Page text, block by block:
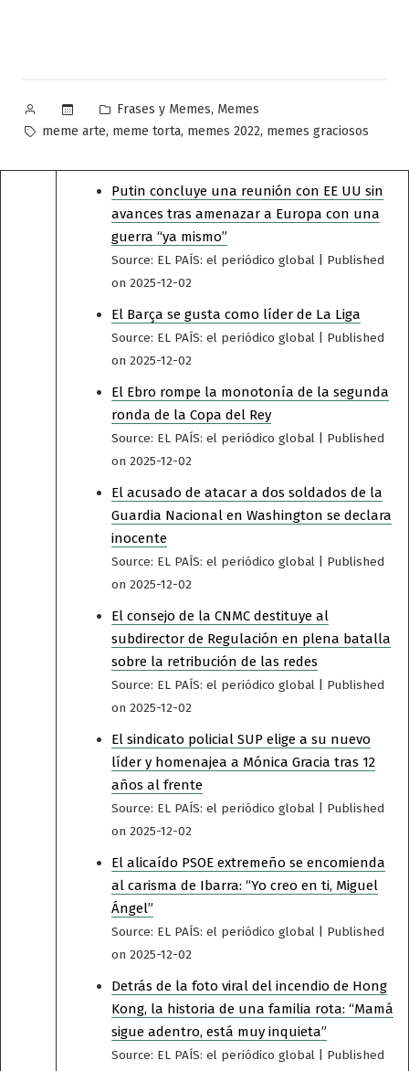
Publicado
por
Publicado
en
Frases y Memes, Memes
Etiquetas:
meme arte, meme torta, memes 2022, memes graciosos
Putin concluye una reunión con EE UU sin
avances tras amenazar a Europa con una
guerra “ya mismo”
Source: EL PAÍS: el periódico global
Published
on 2025-12-02
El Barça se gusta como líder de La Liga
Source: EL PAÍS: el periódico global
Published
on 2025-12-02
El Ebro rompe la monotonía de la segunda
ronda de la Copa del Rey
Source: EL PAÍS: el periódico global
Published
on 2025-12-02
El acusado de atacar a dos soldados de la
Guardia Nacional en Washington se declara
inocente
Source: EL PAÍS: el periódico global
Published
on 2025-12-02
El consejo de la CNMC destituye al
subdirector de Regulación en plena batalla
sobre la retribución de las redes
Source: EL PAÍS: el periódico global
Published
on 2025-12-02
El sindicato policial SUP elige a su nuevo
líder y homenajea a Mónica Gracia tras 12
años al frente
Source: EL PAÍS: el periódico global
Published
on 2025-12-02
El alicaído PSOE extremeño se encomienda
al carisma de Ibarra: “Yo creo en ti, Miguel
Ángel”
Source: EL PAÍS: el periódico global
Published
on 2025-12-02
Detrás de la foto viral del incendio de Hong
Kong, la historia de una familia rota: “Mamá
sigue adentro, está muy inquieta”
Source: EL PAÍS: el periódico global
Published